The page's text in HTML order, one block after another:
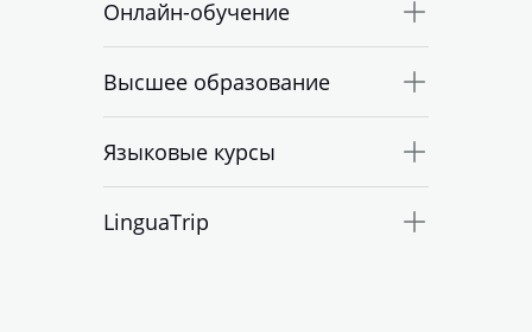
Онлайн-обучение
Высшее образование
Языковые курсы
LinguaTrip